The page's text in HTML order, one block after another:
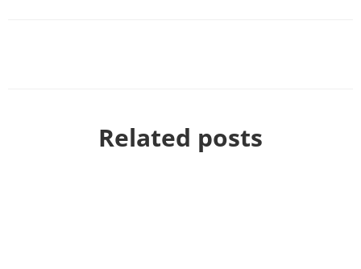
Related posts